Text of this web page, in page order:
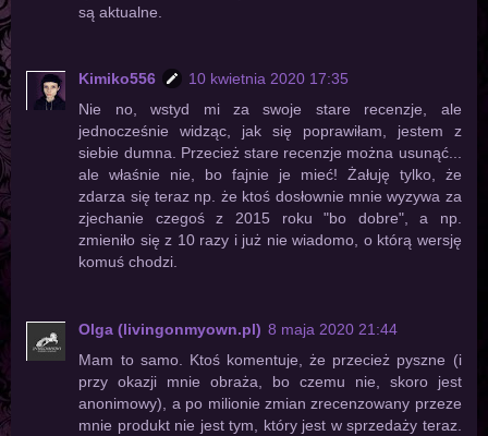
są aktualne.
Kimiko556
10 kwietnia 2020 17:35
Nie no, wstyd mi za swoje stare recenzje, ale
jednocześnie widząc, jak się poprawiłam, jestem z
siebie dumna. Przecież stare recenzje można usunąć...
ale właśnie nie, bo fajnie je mieć! Żałuję tylko, że
zdarza się teraz np. że ktoś dosłownie mnie wyzywa za
zjechanie czegoś z 2015 roku "bo dobre", a np.
zmieniło się z 10 razy i już nie wiadomo, o którą wersję
komuś chodzi.
Olga (livingonmyown.pl) 8 maja 2020 21:44
Mam to samo. Ktoś komentuje, że przecież pyszne (i
przy okazji mnie obraża, bo czemu nie, skoro jest
anonimowy), a po milionie zmian zrecenzowany przeze
mnie produkt nie jest tym, który jest w sprzedaży teraz.